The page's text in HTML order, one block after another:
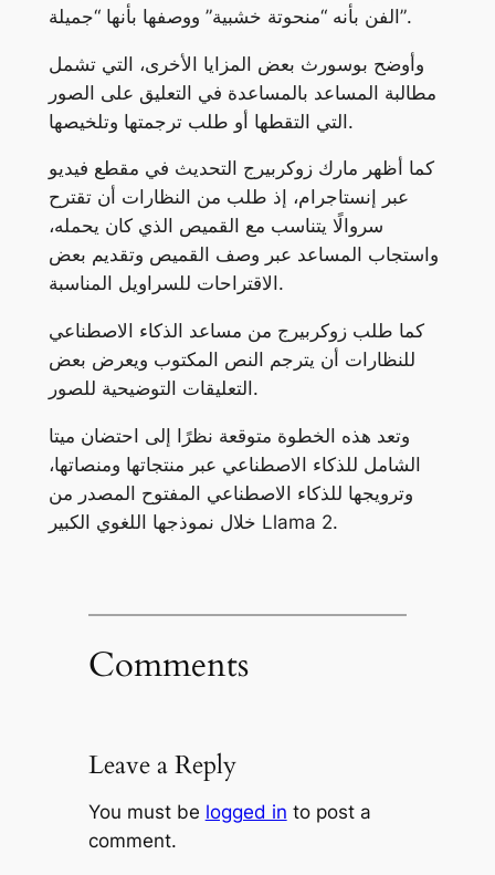
الفن بأنه “منحوتة خشبية” ووصفها بأنها “جميلة”.
وأوضح بوسورث بعض المزايا الأخرى، التي تشمل
مطالبة المساعد بالمساعدة في التعليق على الصور
التي التقطها أو طلب ترجمتها وتلخيصها.
كما أظهر مارك زوكربيرج التحديث في مقطع فيديو
عبر إنستاجرام، إذ طلب من النظارات أن تقترح
سروالًا يتناسب مع القميص الذي كان يحمله،
واستجاب المساعد عبر وصف القميص وتقديم بعض
الاقتراحات للسراويل المناسبة.
كما طلب زوكربيرج من مساعد الذكاء الاصطناعي
للنظارات أن يترجم النص المكتوب ويعرض بعض
التعليقات التوضيحية للصور.
وتعد هذه الخطوة متوقعة نظرًا إلى احتضان ميتا
الشامل للذكاء الاصطناعي عبر منتجاتها ومنصاتها،
وترويجها للذكاء الاصطناعي المفتوح المصدر من
خلال نموذجها اللغوي الكبير Llama 2.
Comments
Leave a Reply
You must be logged in to post a
comment.